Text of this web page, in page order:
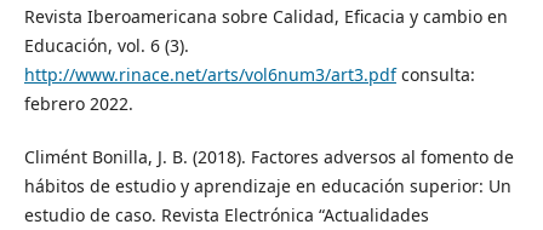
Revista Iberoamericana sobre Calidad, Eficacia y cambio en
Educación, vol. 6 (3).
http://www.rinace.net/arts/vol6num3/art3.pdfconsulta:
febrero 2022.
Climént Bonilla, J. B. (2018). Factores adversos al fomento de
hábitos de estudio y aprendizaje en educación superior: Un
estudio de caso. Revista Electrónica “Actualidades